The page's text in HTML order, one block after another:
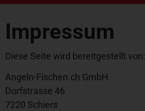
Impressum
Diese Seite wird bereitgestellt von:
Angeln-Fischen.ch GmbH
Dorfstrasse 46
7220 Schiers